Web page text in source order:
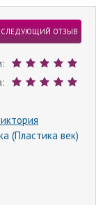
СЛЕДУЮЩИЙ ОТЗЫВ
(Пластика век)